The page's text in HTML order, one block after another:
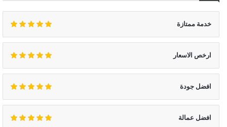
خدمة ممتازة
ارخص الاسعار
افضل جودة
افضل عمالة